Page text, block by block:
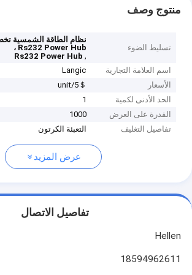
منتوج وصف
تسليط الضوء
، Rs232 Power Hub
,
Rs232 Power Hub
اسم العلامة التجارية
Langic
الأسعار
5＄/unit
الحد الأدنى لكمية
1
القدرة على العرض
1000
تفاصيل التغليف
التعبئة الكرتون
عرض المزيد
تفاصيل الاتصال
Hellen
18594962611